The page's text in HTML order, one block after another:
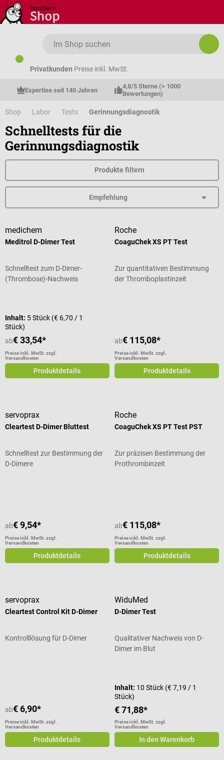
Zum Hauptinhalt springen
Privatkunden Preise inkl. MwSt.
Expertise seit 140 Jahren
4,8/5 Sterne (> 1000
Bewertungen)
Shop Labor Tests Gerinnungsdiagnostik
Schnelltests für die
Gerinnungsdiagnostik
Produkte filtern
medichem
Meditrol D-Dimer Test
Schnelltest zum D-Dimer-
(Thrombose)-Nachweis
Inhalt: 5 Stück (€ 6,70 / 1
Stück)
ab€ 33,54*
Preise inkl. MwSt. zzgl.
Versandkosten
Produktdetails
Roche
CoaguChek XS PT Test
Zur quantitativen Bestimmung
der Thromboplastinzeit
ab€ 115,08*
Preise inkl. MwSt. zzgl.
Versandkosten
Produktdetails
servoprax
Cleartest D-Dimer Bluttest
Schnelltest zur Bestimmung der
D-Dimere
ab€ 9,54*
Preise inkl. MwSt. zzgl.
Versandkosten
Produktdetails
Roche
CoaguChek XS PT Test PST
Zur präzisen Bestimmung der
Prothrombinzeit
ab€ 115,08*
Preise inkl. MwSt. zzgl.
Versandkosten
Produktdetails
servoprax
Cleartest Control Kit D-Dimer
Kontrolllösung für D-Dimer
ab€ 6,90*
Preise inkl. MwSt. zzgl.
Versandkosten
Produktdetails
WiduMed
D-Dimer Test
Qualitativer Nachweis von D-
Dimer im Blut
Inhalt: 10 Stück (€ 7,19 / 1
Stück)
€ 71,88*
Preise inkl. MwSt. zzgl.
Versandkosten
In den Warenkorb